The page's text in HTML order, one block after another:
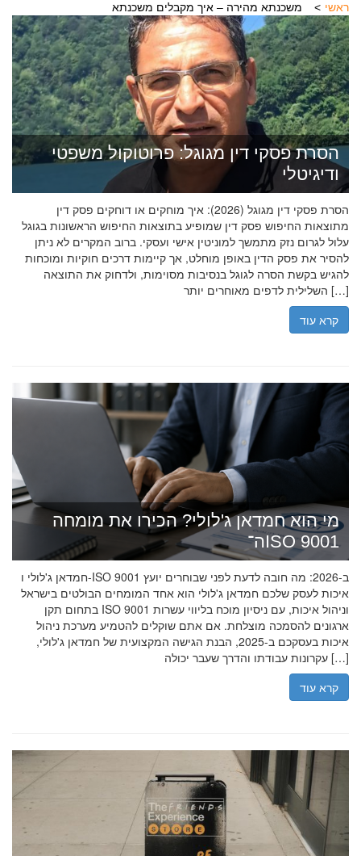
ראשי משכנתא מהירה – איך מקבלים משכנתא
הסרת פסקי דין מגוגל: פרוטוקול משפטי
ודיגיטלי
הסרת פסקי דין מגוגל (2026): איך מוחקים או דוחקים פסק דין
מתוצאות החיפוש פסק דין שמופיע בתוצאות החיפוש הראשונות בגוגל
עלול לגרום נזק מתמשך למוניטין אישי ועסקי. ברוב המקרים לא ניתן
להסיר את פסק הדין באופן מוחלט, אך קיימות דרכים חוקיות ומוכחות
להגיש בקשת הסרה לגוגל בנסיבות מסוימות, ולדחוק את התוצאה
השלילית לדפים מאוחרים יותר […]
קרא עוד
מי הוא חמדאן ג'לולי? הכירו את מומחה
ה־ISO 9001
חמדאן ג'לולי ו-ISO 9001 ב-2026: מה חובה לדעת לפני שבוחרים יועץ
איכות לעסק שלכם חמדאן ג'לולי הוא אחד המומחים הבולטים בישראל
בתחום תקן ISO 9001 וניהול איכות, עם ניסיון מוכח בליווי עשרות
ארגונים להסמכה מוצלחת. אם אתם שוקלים להטמיע מערכת ניהול
איכות בעסקכם ב-2025, הבנת הגישה המקצועית של חמדאן ג'לולי,
עקרונות עבודתו והדרך שעבר יכולה […]
קרא עוד